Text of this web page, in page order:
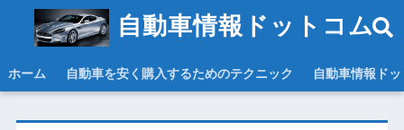
自動車情報ドットコム
ホーム 自動車を安く購入するためのテクニック 自動車情報ド